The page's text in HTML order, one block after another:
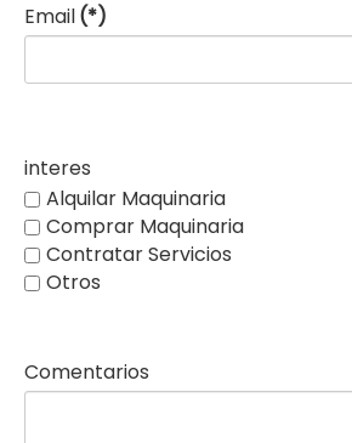
Email(*)
interes
Alquilar Maquinaria
Comprar Maquinaria
Contratar Servicios
Otros
Comentarios